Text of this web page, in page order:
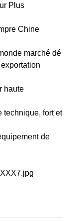
Plus
Chine
marché dé
haute
technique, fort et
de